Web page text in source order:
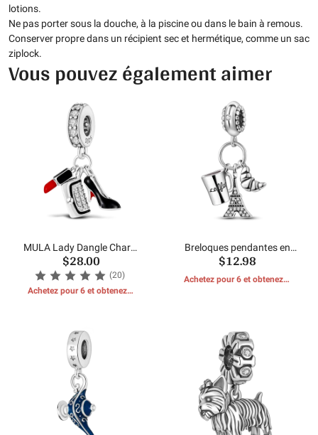
lotions.
Ne pas porter sous la douche, à la piscine ou dans le bain à remous.
Conserver propre dans un récipient sec et hermétique, comme un sac
ziplock.
Vous pouvez également aimer
MULA Lady Dangle Charm
Perles
$28.00
(20)
Achetez pour 6 et obtenez 1
Breloques pendantes en
forme de corne de pain de
tour de coupe
$12.98
Achetez pour 6 et obtenez 1